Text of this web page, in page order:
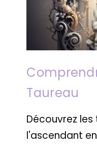
Taureau
Découvrez
l'ascendant